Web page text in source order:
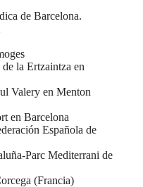
de Barcelona.
la Ertzaintza en
Valery en Menton
en Barcelona
Española de
Parc Mediterrani de
(Francia)